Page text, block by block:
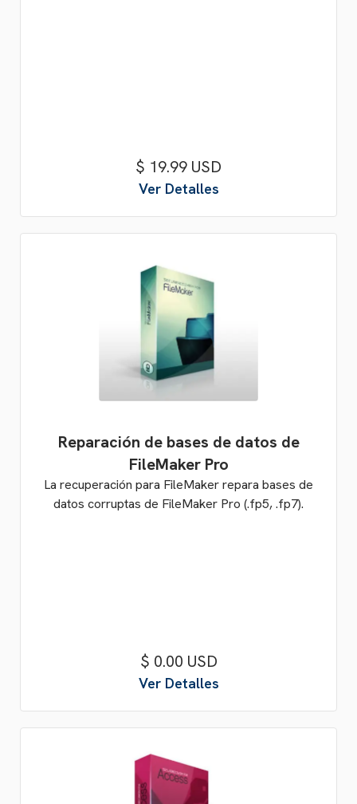
$ 19.99 USD
Ver Detalles
Reparación de bases de datos de
FileMaker Pro
La recuperación para FileMaker repara bases de
datos corruptas de FileMaker Pro (.fp5, .fp7).
$ 0.00 USD
Ver Detalles